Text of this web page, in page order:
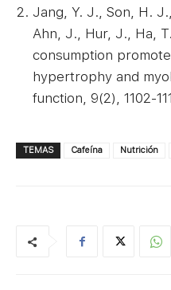
Jang, Y. J., Son, H.
Ahn, J., Hur, J., Ha,
consumption
hypertrophy and
function, 9(2), 1102-
TEMAS Cafeína Nutrición